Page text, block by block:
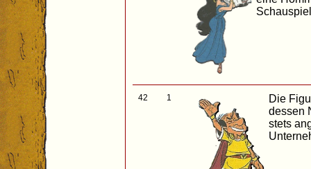
42 1
Die
dessen
stets